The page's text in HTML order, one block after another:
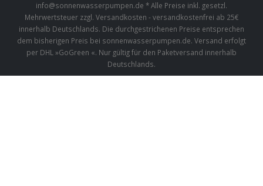
info@sonnenwasserpumpen.de * Alle Preise inkl. gesetzl.
Mehrwertsteuer zzgl. Versandkosten - versandkostenfrei ab 25€
innerhalb Deutschlands. Die durchgestrichenen Preise entsprechen
dem bisherigen Preis bei sonnenwasserpumpen.de. Versand erfolgt
per DHL »GoGreen «. Nur gültig für den Paketversand innerhalb
Deutschlands.